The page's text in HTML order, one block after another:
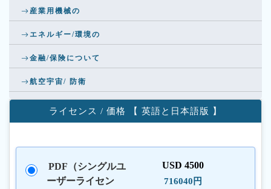
産業用機械の
エネルギー/環境の
金融/保険について
航空宇宙/ 防衛
ライセンス / 価格 【 英語と日本語版 】
PDF（シングルユ
ーザーライセン
USD 4500
716040円